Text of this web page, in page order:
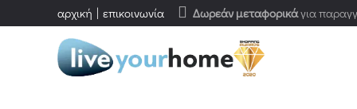
Δωρεάν μεταφορικάγια
αρχική επικοινωνία